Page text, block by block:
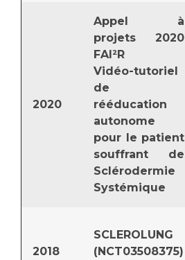
2020
Appel à
projets 2020
FAI²R
Vidéo-tutoriel
de
rééducation
autonome
pour le patient
souffrant de
Sclérodermie
Systémique
2018
SCLEROLUNG
(NCT03508375)